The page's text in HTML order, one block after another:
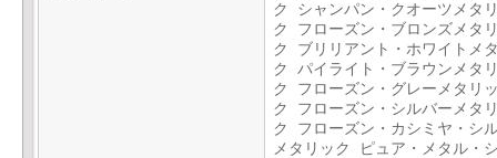
ク シャンパン・クオーツメタ
ク フローズン・ブロンズメタ
ク ブリリアント・ホワイトメ
ク パイライト・ブラウンメタ
ク フローズン・グレーメタリ
ク フローズン・シルバーメタ
ク フローズン・カシミヤ・シ
メタリック ピュア・メタル・